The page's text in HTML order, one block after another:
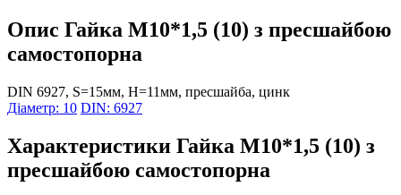
Опис Гайка М10*1,5 (10) з пресшайбою
самостопорна
DIN 6927, S=15мм, H=11мм, пресшайба, цинк
Діаметр: 10 DIN: 6927
Характеристики Гайка М10*1,5 (10) з
пресшайбою самостопорна